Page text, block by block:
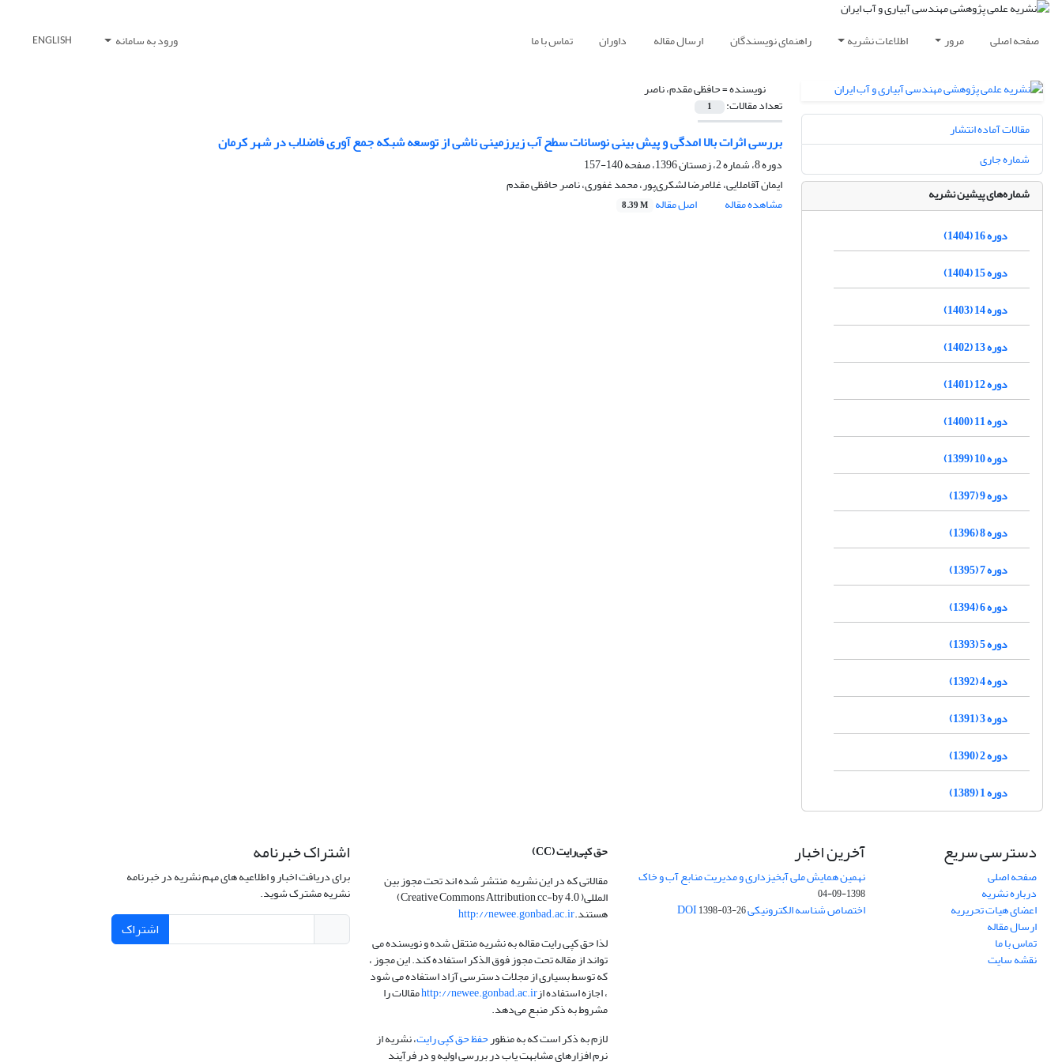
صفحه اصلی مرور اطلاعات نشریه راهنمای نویسندگان ارسال مقاله داوران تماس با ما ورود به سامانه ENGLISH
نویسنده =حافظی مقدم، ناصر
تعداد مقالات: 1
بررسی اثرات بالا امدگی و پیش بینی نوسانات سطح آب زیر‌زمینی ناشی از توسعه شبکه جمع آوری فاضلاب در شهر کرمان
دوره 8، شماره 2، زمستان 1396، صفحه
140-157
ایمان آقاملایی، غلامرضا لشکری‌پور، محمد غفوری، ناصر حافظی مقدم
مشاهده مقاله
اصل مقاله 8.39 M
مقالات آماده انتشار
شماره جاری
شماره‌های پیشین نشریه
دوره 16 (1404)
دوره 15 (1404)
دوره 14 (1403)
دوره 13 (1402)
دوره 12 (1401)
دوره 11 (1400)
دوره 10 (1399)
دوره 9 (1397)
دوره 8 (1396)
دوره 7 (1395)
دوره 6 (1394)
دوره 5 (1393)
دوره 4 (1392)
دوره 3 (1391)
دوره 2 (1390)
دوره 1 (1389)
دسترسی سریع
صفحه اصلی
درباره نشریه
اعضای هیات تحریریه
ارسال مقاله
تماس با ما
نقشه سایت
آخرین اخبار
نهمین همایش ملی آبخیزداری و مدیریت منابع آب و خاک
1398-09-04
اختصاص شناسه الکترونیکی DOI1398-03-26
حق کپی‌رایت(CC)
مقالاتی که در این نشریه منتشر شده اند تحت مجوز بین
المللی( Creative Commons Attribution cc-by 4.0)
هستند.http://newee.gonbad.ac.ir
لذا حق کپی رایت مقاله به نشریه منتقل شده و نویسنده می
تواند از مقاله تحت مجوز فوق الذکر استفاده کند. این مجوز ،
که توسط بسیاری از مجلات دسترسی آزاد استفاده می شود
، اجازه استفاده ازhttp://newee.gonbad.ac.irمقالات را
مشروط به ذکر منبع می‌دهد.
لازم به ذکر است که به منظورحفظ حق کپی رایت، نشریه از
نرم افزارهای مشابهت یاب در بررسی اولیه و در فرآیند
اشتراک خبرنامه
برای دریافت اخبار و اطلاعیه های مهم نشریه در خبرنامه
نشریه مشترک شوید.
اشتراک